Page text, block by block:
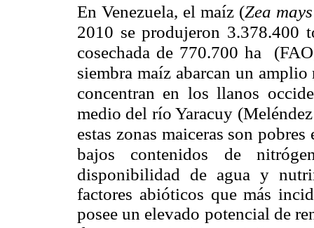
En Venezuela, el maíz (Zea mays
2010 se produjeron 3.378.400
cosechada de 770.700 ha
siembra maíz abarcan un
concentran en los llanos
medio del río Yaracuy
estas zonas maiceras son
bajos contenidos de
disponibilidad de agua y
factores abióticos que más
posee un elevado potencial de